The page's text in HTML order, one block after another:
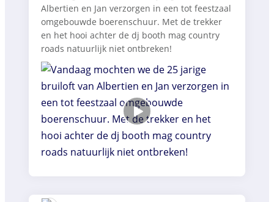
Albertien en Jan verzorgen in een tot feestzaal
omgebouwde boerenschuur. Met de trekker
en het hooi achter de dj booth mag country
roads natuurlijk niet ontbreken!